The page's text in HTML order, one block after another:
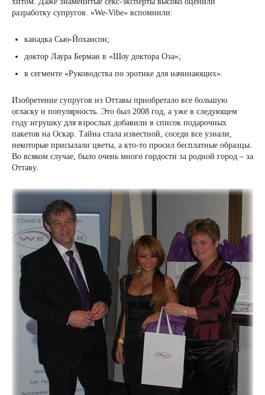
разработку супругов. «We-Vibe» вспомнили:
канадка Сью-Йохансон;
доктор Лаура Берман в «Шоу доктора Оза»;
в сегменте «Руководства по эротике для начинающих».
Изобретение супругов из Оттавы приобретало все большую
огласку и популярность. Это был 2008 год, а уже в следующем
году игрушку для взрослых добавили в список подарочных
пакетов на Оскар. Тайна стала известной, соседи все узнали,
некоторые присылали цветы, а кто-то просил бесплатные образцы.
Во всяком случае, было очень много гордости за родной город – за
Оттаву.